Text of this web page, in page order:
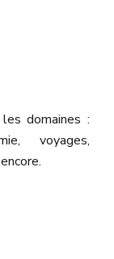
domaines :
voyages,